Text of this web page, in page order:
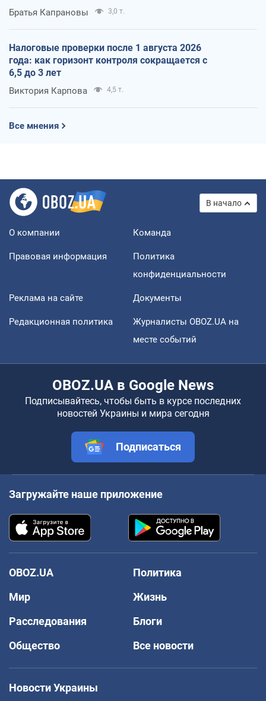
Братья Капрановы 3,0 т.
Налоговые проверки после 1 августа 2026
года: как горизонт контроля сокращается с
6,5 до 3 лет
Виктория Карпова 4,5 т.
Все мнения
В начало
О компании Команда
Правовая информация
Политика
конфиденциальности
Реклама на сайте Документы
Редакционная политика
Журналисты OBOZ.UA на
месте событий
OBOZ.UA в Google News
Подписывайтесь, чтобы быть в курсе последних
новостей Украины и мира сегодня
Подписаться
Загружайте наше приложение
OBOZ.UA
Политика
Мир
Жизнь
Расследования
Блоги
Общество
Все новости
Новости Украины